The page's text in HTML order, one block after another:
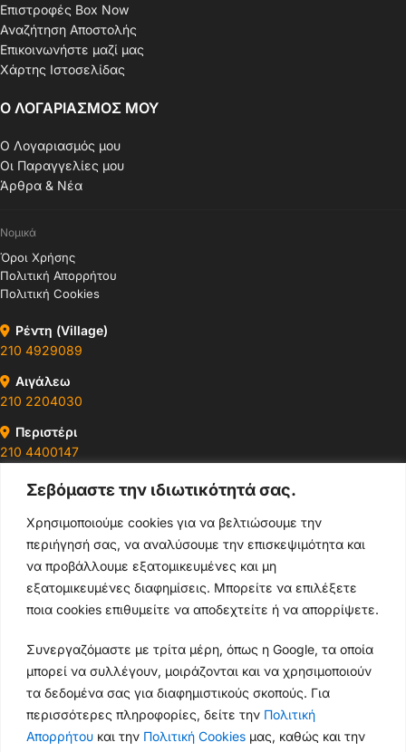
Σεβόμαστε την ιδιωτικότητά σας.
Χρησιμοποιούμε cookies για να βελτιώσουμε την
περιήγησή σας, να αναλύσουμε την επισκεψιμότητα και
να προβάλλουμε εξατομικευμένες και μη
εξατομικευμένες διαφημίσεις. Μπορείτε να επιλέξετε
ποια cookies επιθυμείτε να αποδεχτείτε ή να απορρίψετε.
Συνεργαζόμαστε με τρίτα μέρη, όπως η Google, τα οποία
μπορεί να συλλέγουν, μοιράζονται και να χρησιμοποιούν
τα δεδομένα σας για διαφημιστικούς σκοπούς. Για
περισσότερες πληροφορίες, δείτε την Πολιτική
Απορρήτου και την Πολιτική Cookies μας, καθώς και την
Επιστροφές Box Now
Αναζήτηση Αποστολής
Επικοινωνήστε μαζί μας
Χάρτης Ιστοσελίδας
Ο ΛΟΓΑΡΙΑΣΜΟΣ ΜΟΥ
Ο Λογαριασμός μου
Οι Παραγγελίες μου
Άρθρα & Νέα
Νομικά
Όροι Χρήσης
Πολιτική Απορρήτου
Πολιτική Cookies
Ρέντη (Village)
210 4929089
Αιγάλεω
210 2204030
Περιστέρι
210 4400147
Ωράρια & Διευθύνσεις →
210 4929089
Κεντρικό τηλέφωνο
info@thikishop.gr
Δευ - Σάβ: 10:00 - 21:00
ΔΩΡΕΑΝ ΑΠΟΣΤΟΛΗ
για παραγγελίες άνω των 35€